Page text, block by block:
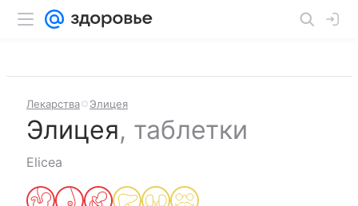
Лекарства Элицея
Элицея, таблетки
Elicea